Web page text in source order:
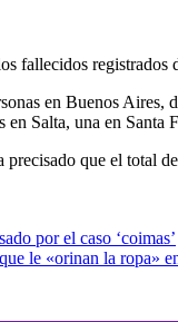
fallecidos
en Buenos Aires,
Salta, una en Santa
que el total
por el caso ‘coimas’
le «orinan la ropa»